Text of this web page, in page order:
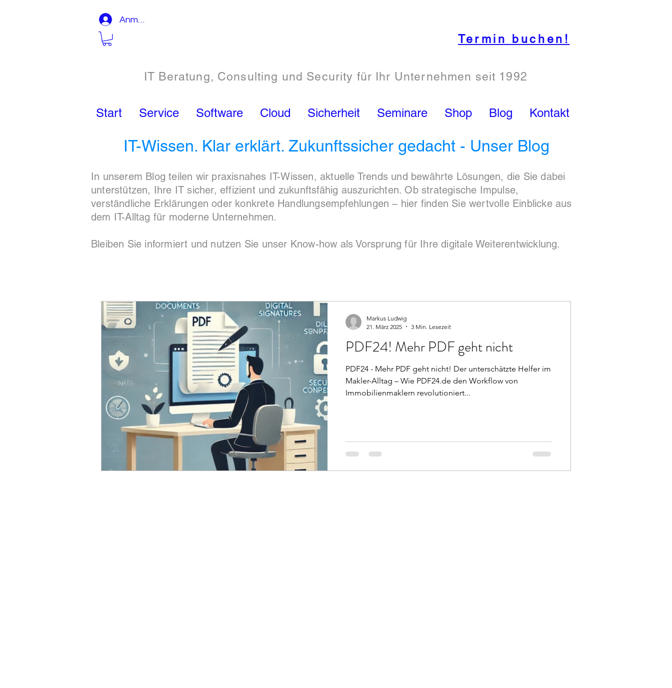
Start Service Software Cloud Sicherheit Seminare Shop Blog Kontakt
IT Beratung, Consulting und Security für Ihr Unternehmen seit 1992
Termin buchen!
Anmelden
IT-Wissen. Klar erklärt. Zukunftssicher gedacht - Unser Blog
PDF24! Mehr PDF geht nicht
PDF24 - Mehr PDF geht nicht! Der unterschätzte Helfer im
Makler-Alltag – Wie PDF24.de den Workflow von
Immobilienmaklern revolutioniert...
Markus Ludwig
21. März 2025
3 Min. Lesezeit
In unserem Blog teilen wir praxisnahes IT-Wissen, aktuelle Trends und bewährte Lösungen, die Sie dabei
unterstützen, Ihre IT sicher, effizient und zukunftsfähig auszurichten. Ob strategische Impulse,
verständliche Erklärungen oder konkrete Handlungsempfehlungen – hier finden Sie wertvolle Einblicke aus
dem IT-Alltag für moderne Unternehmen.
Bleiben Sie informiert und nutzen Sie unser Know-how als Vorsprung für Ihre digitale Weiterentwicklung.